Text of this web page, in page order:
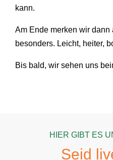
kann.
Am Ende merken wir
besonders. Leicht, heiter,
Bis bald, wir sehen uns
HIER GIBT ES
Seid